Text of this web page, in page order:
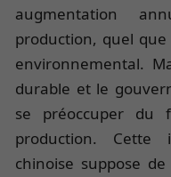
augmentation
production, quel
environnemental.
durable et le
se préoccuper du
production.
chinoise suppose